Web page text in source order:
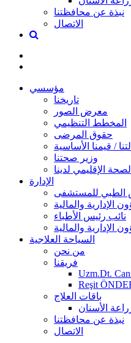
نبذة عن محافظتنا
الاتصال
مؤسسي
تاريخنا
معرض الصور
المخطط التنظيمي
حقوق المرضى
/ قيمنا الأساسية
وزير صحتنا
الإقليمي لدينا
الإدارة
الطبي للمستشفى
الإدارية والمالية
نائب رئيس الأطباء
الإدارية والمالية
السياحة العلاجية
من نحن
فريقنا
Uzm.Dt.
Reşit
باقات العلاج
الأسنان
نبذة عن محافظتنا
الاتصال